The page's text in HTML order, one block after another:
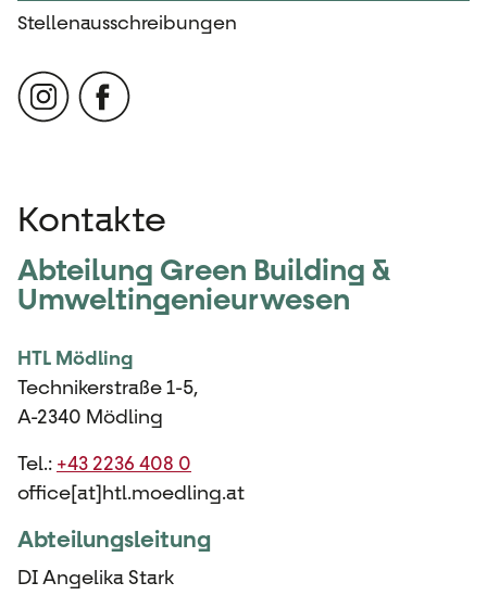
Stellenausschreibungen
Kontakte
Abteilung Green Building &
Umweltingenieurwesen
HTL Mödling
Technikerstraße 1-5,
A-2340 Mödling
Tel.: +43 2236 408 0
office[at]htl.moedling.at
Abteilungsleitung
DI Angelika Stark